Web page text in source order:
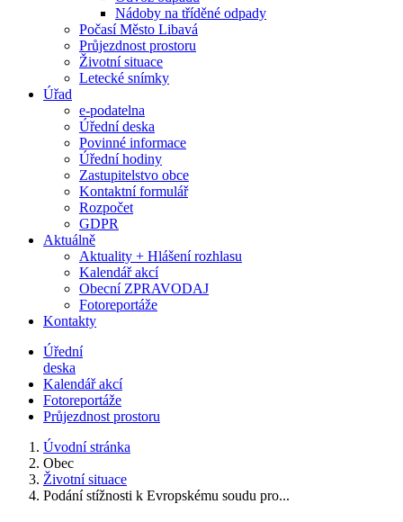
Nádoby na tříděné odpady
Počasí Město Libavá
Průjezdnost prostoru
Životní situace
Letecké snímky
Úřad
e-podatelna
Úřední deska
Povinné informace
Úřední hodiny
Zastupitelstvo obce
Kontaktní formulář
Rozpočet
GDPR
Aktuálně
Aktuality + Hlášení rozhlasu
Kalendář akcí
Obecní ZPRAVODAJ
Fotoreportáže
Kontakty
Úřední
deska
Kalendář akcí
Fotoreportáže
Průjezdnost prostoru
Úvodní stránka
Obec
Životní situace
Podání stížnosti k Evropskému soudu pro...